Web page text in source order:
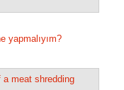
yapmalıyım?